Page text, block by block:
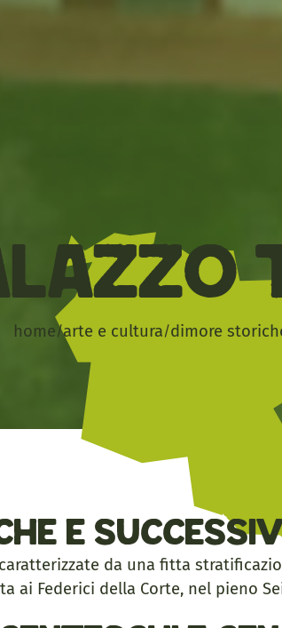
home/arte e cultura/dimore
e
da una fitta
ai Federici della Corte, nel pieno